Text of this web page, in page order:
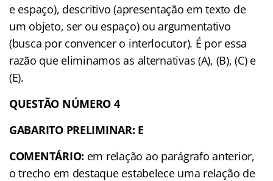
e espaço), descritivo (apresentação em texto de
um objeto, ser ou espaço) ou argumentativo
(busca por convencer o interlocutor). É por essa
razão que eliminamos as alternativas (A), (B), (C) e
(E).
QUESTÃO NÚMERO 4
GABARITO PRELIMINAR: E
COMENTÁRIO: em relação ao parágrafo anterior,
o trecho em destaque estabelece uma relação de